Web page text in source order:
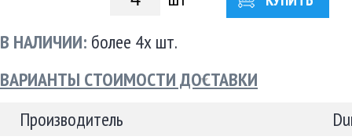
В НАЛИЧИИ: более 4х шт.
ВАРИАНТЫ СТОИМОСТИ ДОСТАВКИ
Производитель